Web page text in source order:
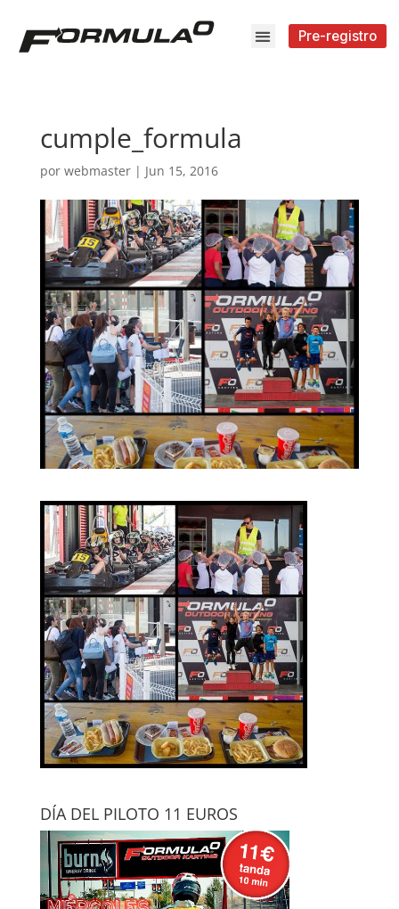
Pre-registro
cumple_formula
por webmaster| Jun 15, 2016
DÍA DEL PILOTO 11 EUROS